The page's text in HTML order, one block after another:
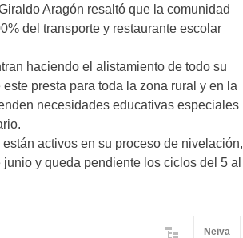
Aragón resaltó que la comunidad
del transporte y restaurante escolar
haciendo el alistamiento de todo su
presta para toda la zona rural y en la
necesidades educativas especiales
activos en su proceso de nivelación,
y queda pendiente los ciclos del 5 al
Neiva